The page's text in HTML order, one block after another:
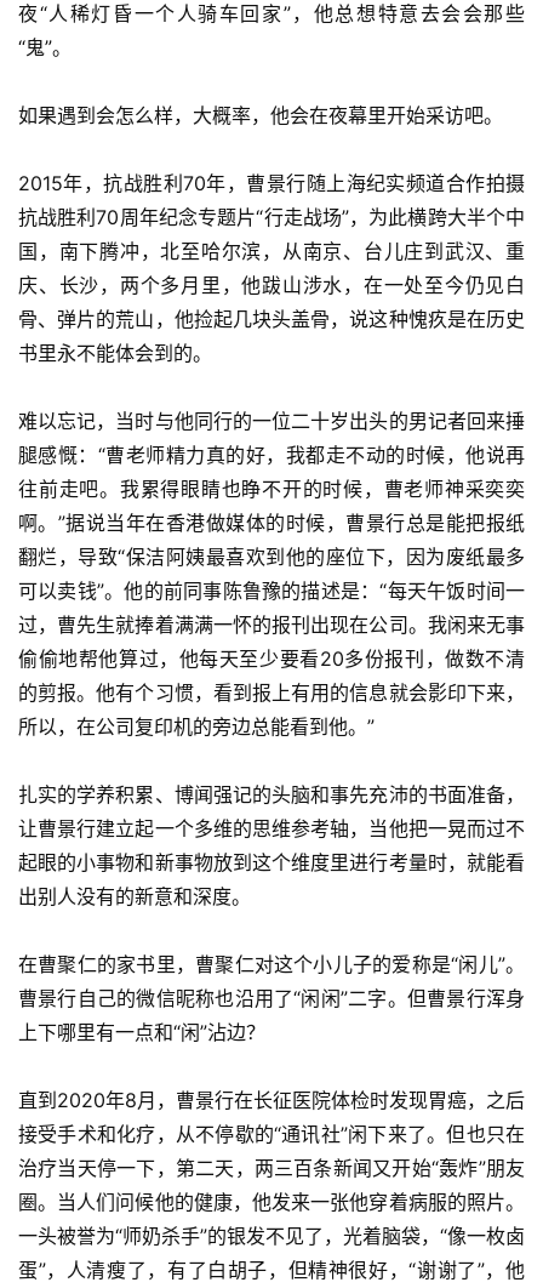
夜“人稀灯昏一个人骑车回家”，他总想特意去会会那些
“鬼”。
如果遇到会怎么样，大概率，他会在夜幕里开始采访吧。
2015年，抗战胜利70年，曹景行随上海纪实频道合作拍摄
抗战胜利70周年纪念专题片“行走战场”，为此横跨大半个中
国，南下腾冲，北至哈尔滨，从南京、台儿庄到武汉、重
庆、长沙，两个多月里，他跋山涉水，在一处至今仍见白
骨、弹片的荒山，他捡起几块头盖骨，说这种愧疚是在历史
书里永不能体会到的。
难以忘记，当时与他同行的一位二十岁出头的男记者回来捶
腿感慨：“曹老师精力真的好，我都走不动的时候，他说再
往前走吧。我累得眼睛也睁不开的时候，曹老师神采奕奕
啊。”据说当年在香港做媒体的时候，曹景行总是能把报纸
翻烂，导致“保洁阿姨最喜欢到他的座位下，因为废纸最多
可以卖钱”。他的前同事陈鲁豫的描述是：“每天午饭时间一
过，曹先生就捧着满满一怀的报刊出现在公司。我闲来无事
偷偷地帮他算过，他每天至少要看20多份报刊，做数不清
的剪报。他有个习惯，看到报上有用的信息就会影印下来，
所以，在公司复印机的旁边总能看到他。”
扎实的学养积累、博闻强记的头脑和事先充沛的书面准备，
让曹景行建立起一个多维的思维参考轴，当他把一晃而过不
起眼的小事物和新事物放到这个维度里进行考量时，就能看
出别人没有的新意和深度。
在曹聚仁的家书里，曹聚仁对这个小儿子的爱称是“闲儿”。
曹景行自己的微信昵称也沿用了“闲闲”二字。但曹景行浑身
上下哪里有一点和“闲”沾边？
直到2020年8月，曹景行在长征医院体检时发现胃癌，之后
接受手术和化疗，从不停歇的“通讯社”闲下来了。但也只在
治疗当天停一下，第二天，两三百条新闻又开始“轰炸”朋友
圈。当人们问候他的健康，他发来一张他穿着病服的照片。
一头被誉为“师奶杀手”的银发不见了，光着脑袋，“像一枚卤
蛋”，人清瘦了，有了白胡子，但精神很好，“谢谢了”，他